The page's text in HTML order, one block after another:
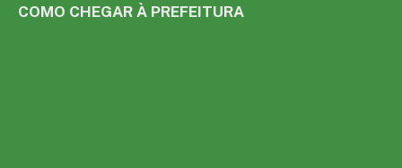
COMO CHEGAR À PREFEITURA